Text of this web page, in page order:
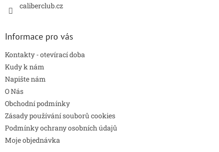
caliberclub.cz
Informace pro vás
Kontakty - otevírací doba
Kudy k nám
Napište nám
O Nás
Obchodní podmínky
Zásady používání souborů cookies
Podmínky ochrany osobních údajů
Moje objednávka